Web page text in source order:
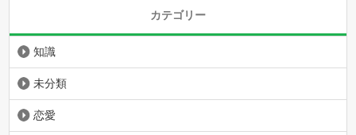
カテゴリー
知識
未分類
恋愛